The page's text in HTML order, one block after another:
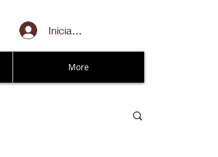
Iniciar sesión
More